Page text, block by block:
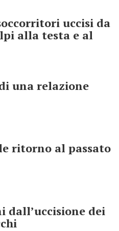
uccisi da
alla testa e al
una relazione
ritorno al passato
dall’uccisione dei